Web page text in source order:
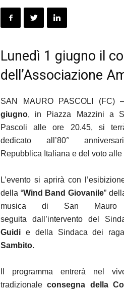
Lunedì 1 giugno il
dell’Associazione
SAN MAURO PASCOLI (FC) –
giugno, in Piazza Mazzini a
Pascoli alle ore 20.45, si
dedicato all’80°
Repubblica Italiana e del voto alle
L’evento si aprirà con
della “Wind Band Giovanile”
musica di San Mauro
seguita dall’intervento del
Guidi e della Sindaca dei
Sambito.
Il programma entrerà nel
tradizionaleconsegna della